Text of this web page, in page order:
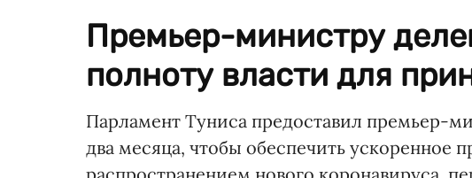
Премьер-министру
полноту власти для
Парламент Туниса предоставил премьер-
два месяца, чтобы обеспечить ускоренное